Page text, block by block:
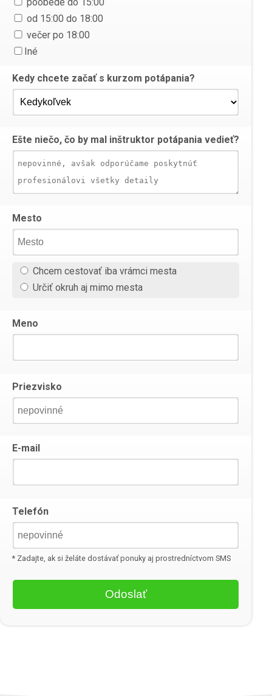
od 15:00 do 18:00
večer po 18:00
Iné
Kedy chcete začať s kurzom potápania?
Ešte niečo, čo by mal inštruktor potápania vedieť?
Mesto
Chcem cestovať iba vrámci mesta
Určiť okruh aj mimo mesta
Meno
Priezvisko
E-mail
Telefón
* Zadajte, ak si želáte dostávať ponuky aj prostredníctvom SMS